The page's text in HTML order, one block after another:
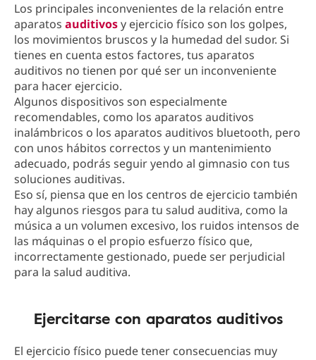
Los principales inconvenientes de la relación entre
aparatos auditivosy ejercicio físico son los golpes,
los movimientos bruscos y la humedad del sudor. Si
tienes en cuenta estos factores, tus aparatos
auditivos no tienen por qué ser un inconveniente
para hacer ejercicio.
Algunos dispositivos son especialmente
recomendables, como los aparatos auditivos
inalámbricos o los aparatos auditivos bluetooth, pero
con unos hábitos correctos y un mantenimiento
adecuado, podrás seguir yendo al gimnasio con tus
soluciones auditivas.
Eso sí, piensa que en los centros de ejercicio también
hay algunos riesgos para tu salud auditiva, como la
música a un volumen excesivo, los ruidos intensos de
las máquinas o el propio esfuerzo físico que,
incorrectamente gestionado, puede ser perjudicial
para la salud auditiva.
Ejercitarse con aparatos auditivos
El ejercicio físico puede tener consecuencias muy